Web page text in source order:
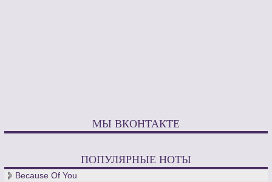
МЫ ВКОНТАКТЕ
ПОПУЛЯРНЫЕ НОТЫ
Because Of You